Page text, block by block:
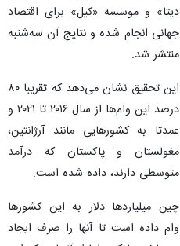
دیتا» و موسسه «کیل» برای اقتصاد
جهانی انجام شده و نتایج آن سه‌شنبه
منتشر شد.
این تحقیق نشان می‌دهد که تقریبا ۸۰
درصد این وام‌ها از سال ۲۰۱۶ تا ۲۰۲۱ و
عمدتا به کشورهایی مانند آرژانتین،
مغولستان و پاکستان که درآمد
متوسطی دارند، داده شده است.
چین میلیاردها دلار به این کشورها
وام داده است تا آنها را صرف ایجاد